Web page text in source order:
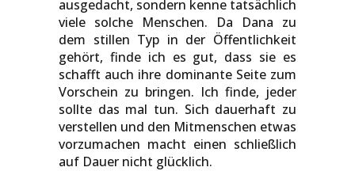
ausgedacht, sondern kenne tatsächlich
viele solche Menschen. Da Dana zu
dem stillen Typ in der Öffentlichkeit
gehört, finde ich es gut, dass sie es
schafft auch ihre dominante Seite zum
Vorschein zu bringen. Ich finde, jeder
sollte das mal tun. Sich dauerhaft zu
verstellen und den Mitmenschen etwas
vorzumachen macht einen schließlich
auf Dauer nicht glücklich.